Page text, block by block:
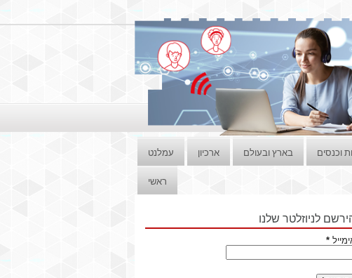
עמלנט ארכיון בארץ ובעולם וכנסים
ראשי
לניוזלטר שלנו
*